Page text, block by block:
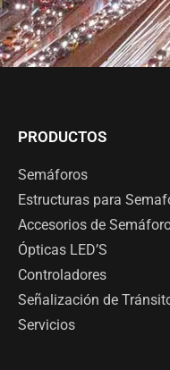
PRODUCTOS
Semáforos
Estructuras para
Accesorios de
Ópticas LED’S
Controladores
Señalización de
Servicios